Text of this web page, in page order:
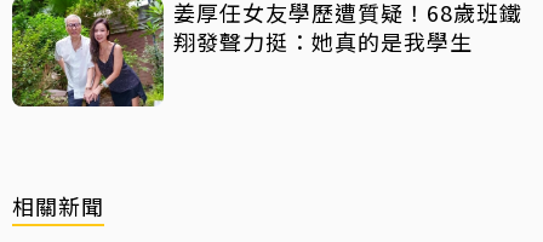
姜厚任女友學歷遭質疑！68歲班鐵
翔發聲力挺：她真的是我學生
相關新聞